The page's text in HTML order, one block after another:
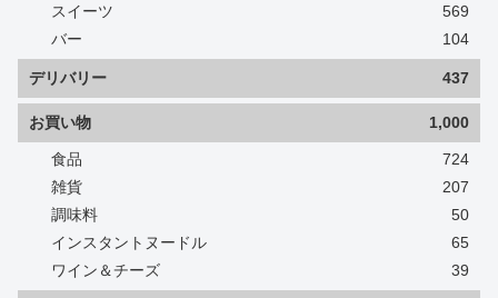
スイーツ
569
バー
104
デリバリー 437
お買い物 1,000
食品
724
雑貨
207
調味料
50
インスタントヌードル
65
ワイン＆チーズ
39